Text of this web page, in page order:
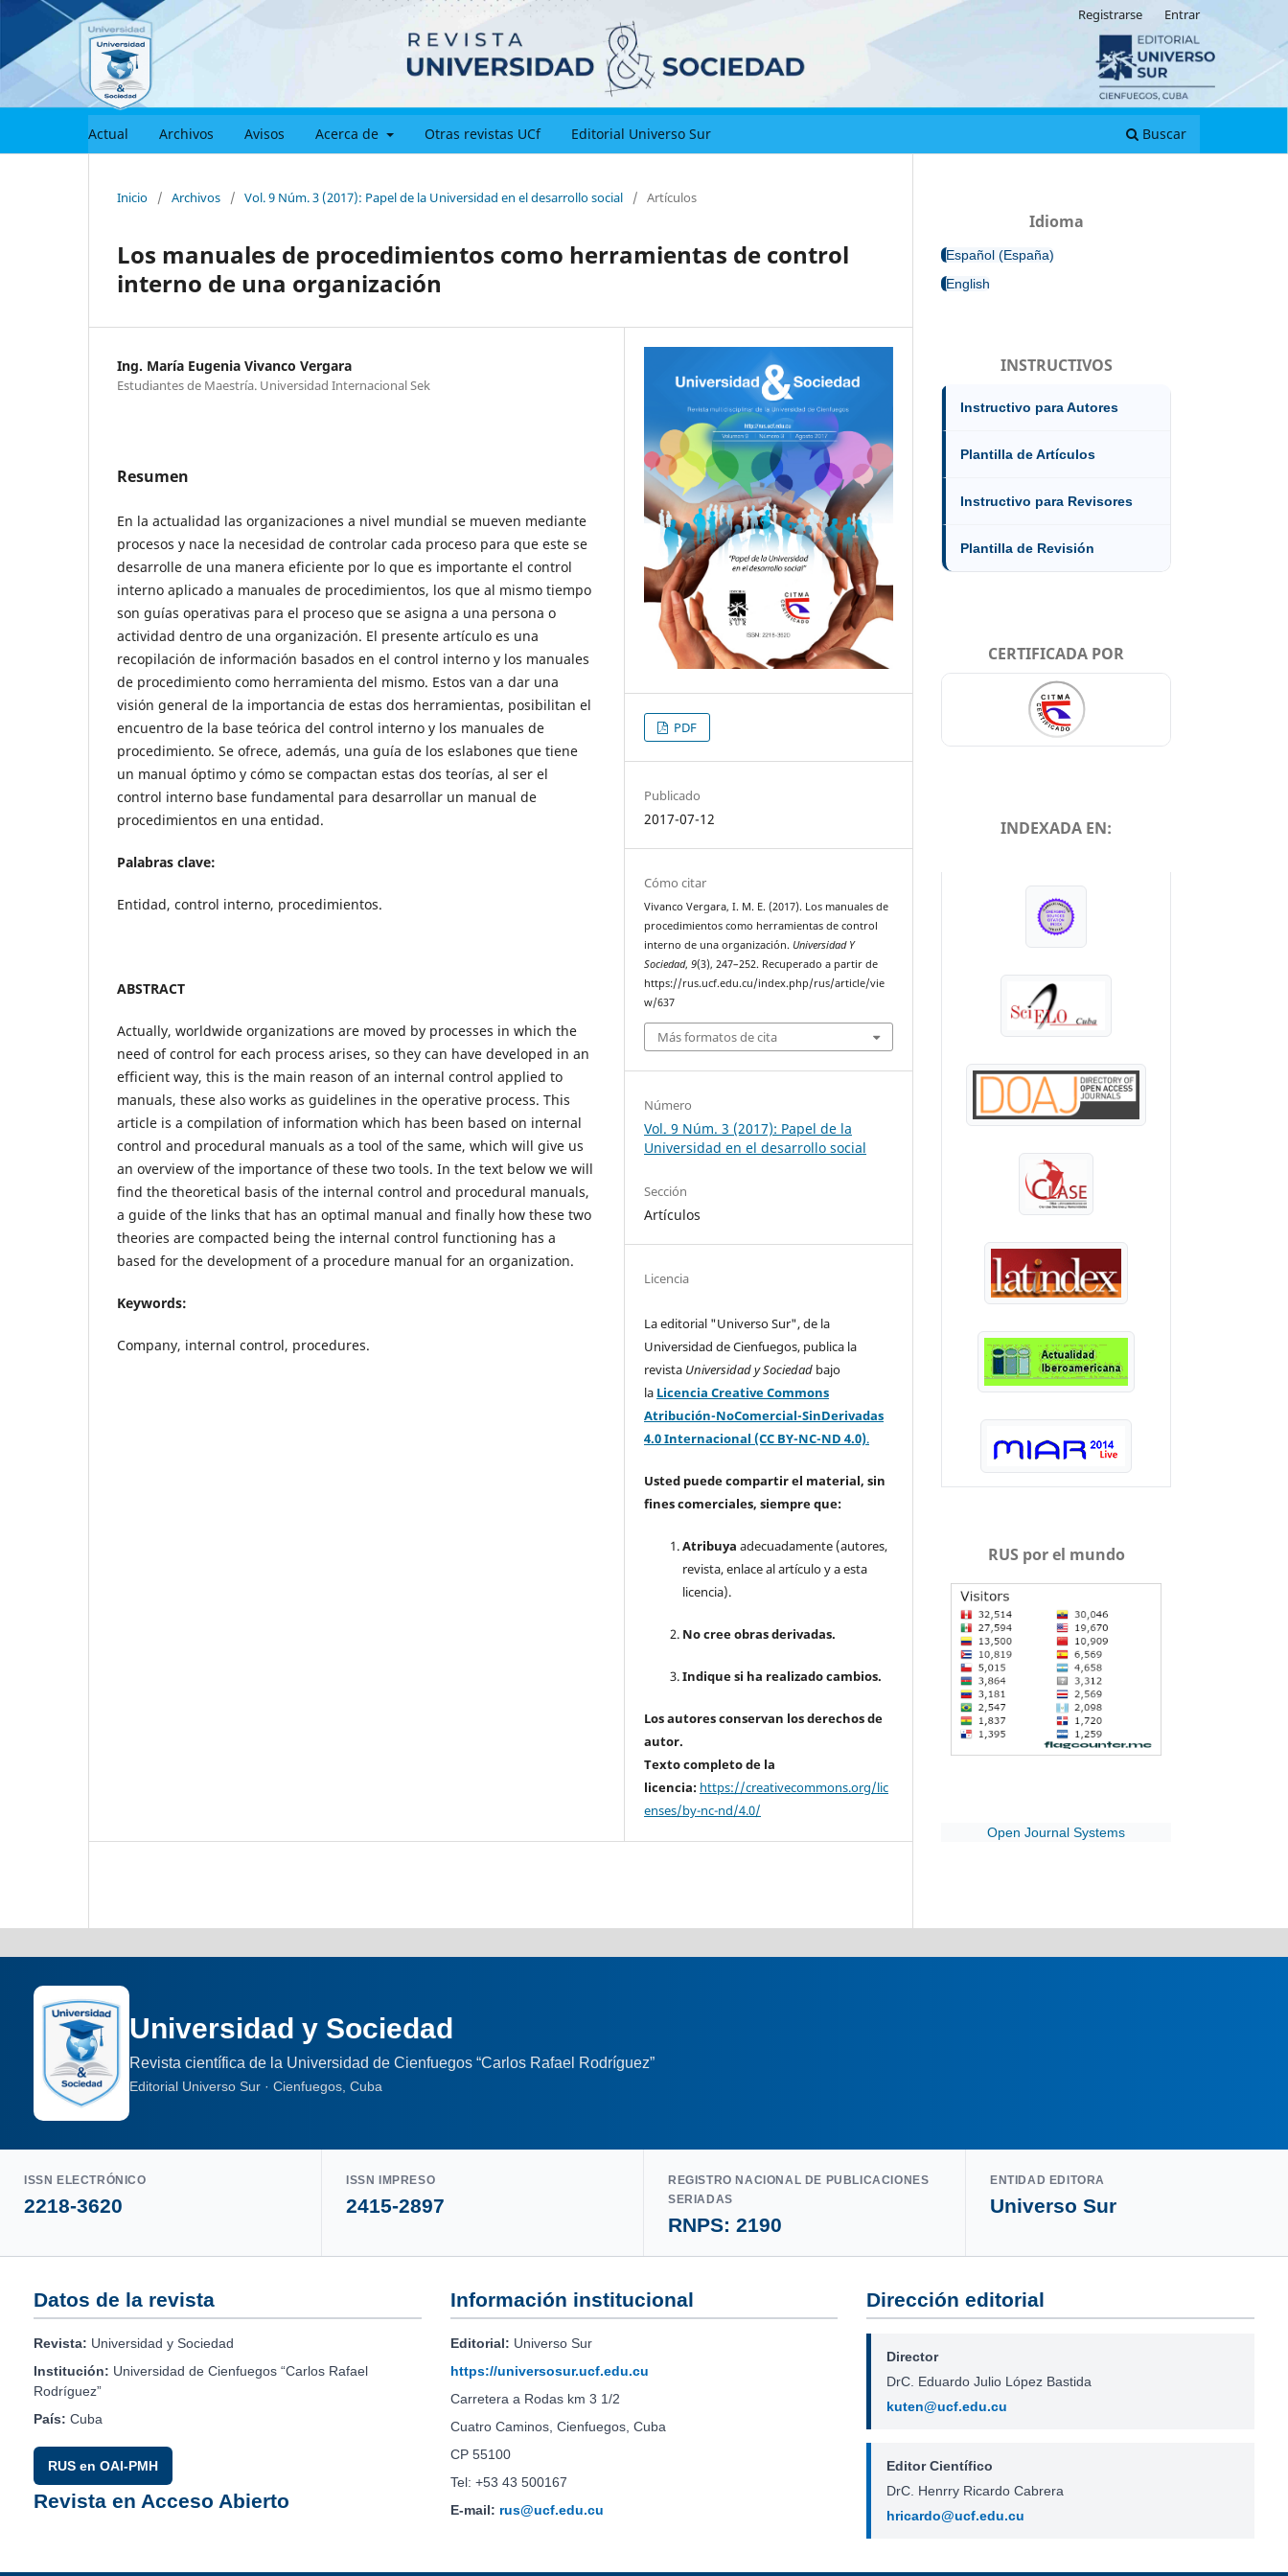
Actual Archivos Avisos Acerca de Otras revistas UCf Editorial Universo Sur Buscar
Registrarse Entrar
Inicio / Archivos / Vol. 9 Núm. 3 (2017): Papel de la Universidad en el desarrollo social / Artículos
Los manuales de procedimientos como herramientas de control
interno de una organización
Ing. María Eugenia Vivanco Vergara
Estudiantes de Maestría. Universidad Internacional Sek
Resumen
En la actualidad las organizaciones a nivel mundial se mueven mediante
procesos y nace la necesidad de controlar cada proceso para que este se
desarrolle de una manera eficiente por lo que es importante el control
interno aplicado a manuales de procedimientos, los que al mismo tiempo
son guías operativas para el proceso que se asigna a una persona o
actividad dentro de una organización. El presente artículo es una
recopilación de información basados en el control interno y los manuales
de procedimiento como herramienta del mismo. Estos van a dar una
visión general de la importancia de estas dos herramientas, posibilitan el
encuentro de la base teórica del control interno y los manuales de
procedimiento. Se ofrece, además, una guía de los eslabones que tiene
un manual óptimo y cómo se compactan estas dos teorías, al ser el
control interno base fundamental para desarrollar un manual de
procedimientos en una entidad.
Palabras clave:
Entidad, control interno, procedimientos.
ABSTRACT
Actually, worldwide organizations are moved by processes in which the
need of control for each process arises, so they can have developed in an
efficient way, this is the main reason of an internal control applied to
manuals, these also works as guidelines in the operative process. This
article is a compilation of information which has been based on internal
control and procedural manuals as a tool of the same, which will give us
an overview of the importance of these two tools. In the text below we will
find the theoretical basis of the internal control and procedural manuals,
a guide of the links that has an optimal manual and finally how these two
theories are compacted being the internal control functioning has a
based for the development of a procedure manual for an organization.
Keywords:
Company, internal control, procedures.
PDF
Publicado
2017-07-12
Cómo citar
Vivanco Vergara, I. M. E. (2017). Los manuales de
procedimientos como herramientas de control
interno de una organización. Universidad Y
Sociedad,9(3), 247–252. Recuperado a partir de
https://rus.ucf.edu.cu/index.php/rus/article/vie
w/637
Más formatos de cita
Número
Vol. 9 Núm. 3 (2017): Papel de la
Universidad en el desarrollo social
Sección
Artículos
Licencia
La editorial "Universo Sur", de la
Universidad de Cienfuegos, publica la
revista Universidad y Sociedad bajo
la Licencia Creative Commons
Atribución-NoComercial-SinDerivadas
4.0 Internacional (CC BY-NC-ND 4.0).
Usted puede compartir el material, sin
fines comerciales, siempre que:
Atribuya adecuadamente (autores,
revista, enlace al artículo y a esta
licencia).
No cree obras derivadas.
Indique si ha realizado cambios.
Los autores conservan los derechos de
autor.
Texto completo de la
licencia: https://creativecommons.org/lic
enses/by-nc-nd/4.0/
Idioma
Español (España)
English
INSTRUCTIVOS
Instructivo para Autores
Plantilla de Artículos
Instructivo para Revisores
Plantilla de Revisión
CERTIFICADA POR
INDEXADA EN:
RUS por el mundo
Open Journal Systems
Universidad y Sociedad
Revista científica de la Universidad de Cienfuegos “Carlos Rafael Rodríguez”
Editorial Universo Sur · Cienfuegos, Cuba
ISSN ELECTRÓNICO
2218-3620
ISSN IMPRESO
2415-2897
REGISTRO NACIONAL DE PUBLICACIONES
SERIADAS
RNPS: 2190
ENTIDAD EDITORA
Universo Sur
Datos de la revista
Revista: Universidad y Sociedad
Institución: Universidad de Cienfuegos “Carlos Rafael
Rodríguez”
País: Cuba
RUS en OAI-PMH
Revista en Acceso Abierto
Información institucional
Editorial: Universo Sur
https://universosur.ucf.edu.cu
Carretera a Rodas km 3 1/2
Cuatro Caminos, Cienfuegos, Cuba
CP 55100
Tel: +53 43 500167
E-mail: rus@ucf.edu.cu
Dirección editorial
Director
DrC. Eduardo Julio López Bastida
kuten@ucf.edu.cu
Editor Científico
DrC. Henrry Ricardo Cabrera
hricardo@ucf.edu.cu